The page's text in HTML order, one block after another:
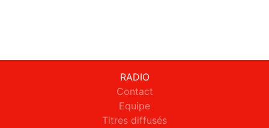
RADIO
Contact
Equipe
Titres diffusés